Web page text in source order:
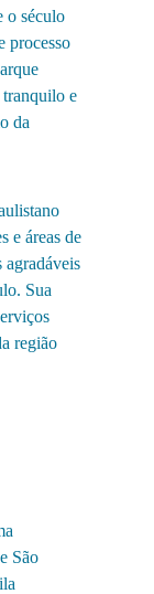
o século
processo
e
da
e áreas de
agradáveis
Sua
região
São